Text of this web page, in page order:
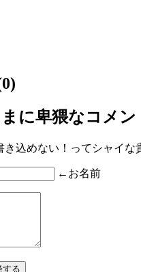
に卑猥なコメン
込めない！ってシャイな
←お名前